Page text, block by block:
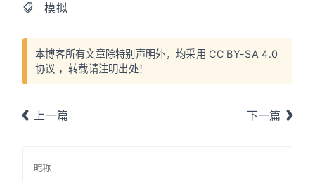
模拟
本博客所有文章除特别声明外，均采用 CC BY-SA 4.0
协议 ，转载请注明出处！
上一篇 下一篇